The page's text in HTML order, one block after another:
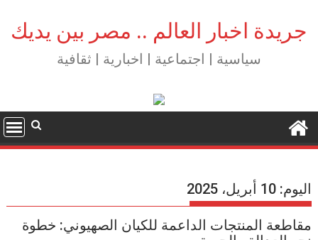
content
جريدة اخبار العالم .. مصر بين يديك
سياسية | اجتماعية | اخبارية | ثقافية
اليوم:10 أبريل، 2025
مقاطعة المنتجات الداعمة للكيان الصهيوني: خطوة